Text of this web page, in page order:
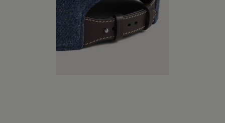
ベルルッティは、持続可能なリサイクル素材を使用し、化石
ルッティが創業したメゾン ベルルッティは、循環性を重視し
ています。メゾンにとって、お客様の意に沿って商品が長く
愛されるよう、お手入れや修理をすることほど普通なことは
ありません。 シューズからレザーグッズ、プレタポルテま
で、メゾンのアトリエは製品を美しい状態で可能な限り長く